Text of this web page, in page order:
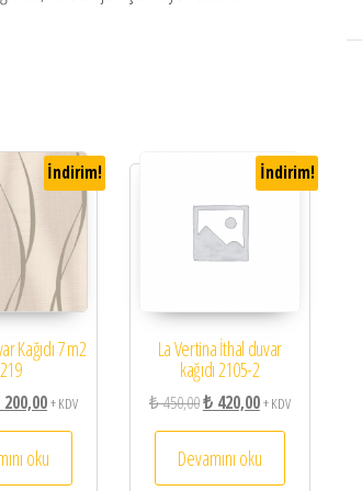
İndirim!
Kağıdı 7 m2
fiyat: ₺ 210,00.
200,00Şu andaki fiyat: ₺ 200,00.
+ KDV
oku
İndirim!
La Vertina İthal duvar
kağıdı 2105-2
₺450,00Orijinal fiyat: ₺ 450,00.
₺420,00Şu andaki fiyat: ₺
+ KDV
Devamını oku